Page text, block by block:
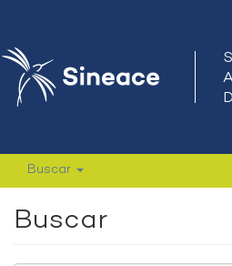
Buscar
Buscar